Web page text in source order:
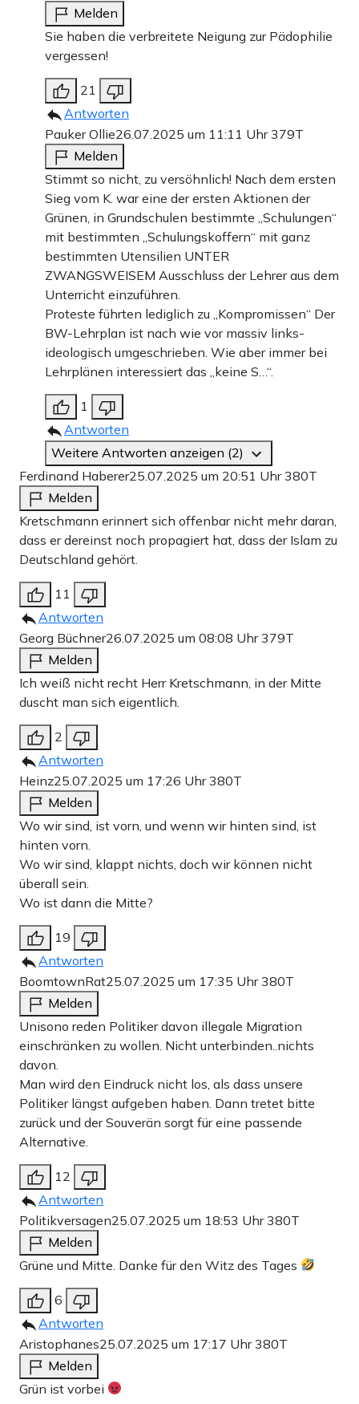
Melden
Sie haben die verbreitete Neigung zur Pädophilie
vergessen!
21
Antworten
Pauker Ollie26.07.2025 um 11:11 Uhr379T
Melden
Stimmt so nicht, zu versöhnlich! Nach dem ersten
Sieg vom K. war eine der ersten Aktionen der
Grünen, in Grundschulen bestimmte „Schulungen“
mit bestimmten „Schulungskoffern“ mit ganz
bestimmten Utensilien UNTER
ZWANGSWEISEM Ausschluss der Lehrer aus dem
Unterricht einzuführen.
Proteste führten lediglich zu „Kompromissen“ Der
BW-Lehrplan ist nach wie vor massiv links-
ideologisch umgeschrieben. Wie aber immer bei
Lehrplänen interessiert das „keine S…“.
1
Antworten
Weitere Antworten anzeigen (2)
Ferdinand Haberer25.07.2025 um 20:51 Uhr380T
Melden
Kretschmann erinnert sich offenbar nicht mehr daran,
dass er dereinst noch propagiert hat, dass der Islam zu
Deutschland gehört.
11
Antworten
Georg Büchner26.07.2025 um 08:08 Uhr379T
Melden
Ich weiß nicht recht Herr Kretschmann, in der Mitte
duscht man sich eigentlich.
2
Antworten
Heinz25.07.2025 um 17:26 Uhr380T
Melden
Wo wir sind, ist vorn, und wenn wir hinten sind, ist
hinten vorn.
Wo wir sind, klappt nichts, doch wir können nicht
überall sein.
Wo ist dann die Mitte?
19
Antworten
BoomtownRat25.07.2025 um 17:35 Uhr380T
Melden
Unisono reden Politiker davon illegale Migration
einschränken zu wollen. Nicht unterbinden..nichts
davon.
Man wird den Eindruck nicht los, als dass unsere
Politiker längst aufgeben haben. Dann tretet bitte
zurück und der Souverän sorgt für eine passende
Alternative.
12
Antworten
Politikversagen25.07.2025 um 18:53 Uhr380T
Melden
Grüne und Mitte. Danke für den Witz des Tages
6
Antworten
Aristophanes25.07.2025 um 17:17 Uhr380T
Melden
Grün ist vorbei